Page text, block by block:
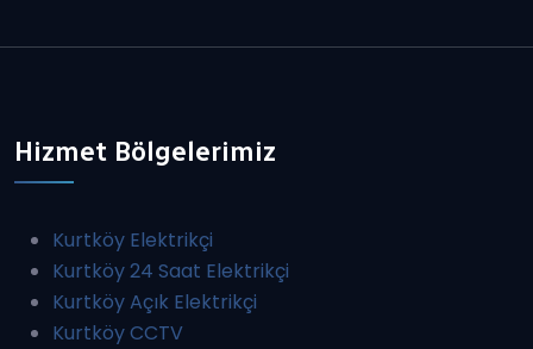
Hizmet Bölgelerimiz
Kurtköy Elektrikçi
Kurtköy 24 Saat Elektrikçi
Kurtköy Açık Elektrikçi
Kurtköy CCTV